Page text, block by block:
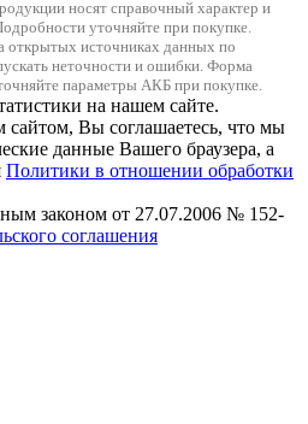
носят справочный характер и
уточняйте при покупке.
источниках данных по
неточности и ошибки. Форма
параметры АКБ при покупке.
на нашем сайте.
Вы соглашаетесь, что мы
данные Вашего браузера, а
Политики в отношении обработки
законом от 27.07.2006 № 152-
соглашения